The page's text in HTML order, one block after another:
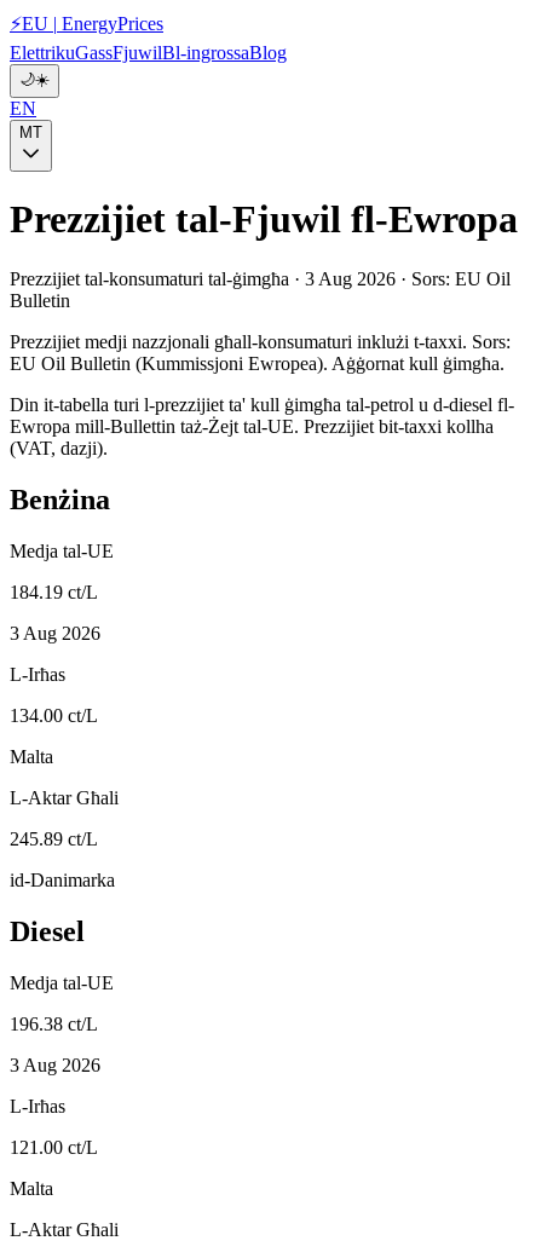
⚡EU | EnergyPrices
ElettrikuGassFjuwilBl-ingrossaBlog
🌙☀️
EN
MT
Prezzijiet tal-Fjuwil fl-Ewropa
Prezzijiet tal-konsumaturi tal-ġimgħa · 3 Aug 2026 · Sors: EU Oil
Bulletin
Prezzijiet medji nazzjonali għall-konsumaturi inklużi t-taxxi. Sors:
EU Oil Bulletin (Kummissjoni Ewropea). Aġġornat kull ġimgħa.
Din it-tabella turi l-prezzijiet ta' kull ġimgħa tal-petrol u d-diesel fl-
Ewropa mill-Bullettin taż-Żejt tal-UE. Prezzijiet bit-taxxi kollha
(VAT, dazji).
Benżina
Medja tal-UE
184.19 ct/L
3 Aug 2026
L-Irħas
134.00 ct/L
Malta
L-Aktar Għali
245.89 ct/L
id-Danimarka
Diesel
Medja tal-UE
196.38 ct/L
3 Aug 2026
L-Irħas
121.00 ct/L
Malta
L-Aktar Għali